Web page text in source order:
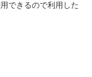
できるので利用した